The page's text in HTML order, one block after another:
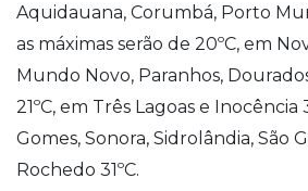
Aquidauana, Corumbá, Porto
as máximas serão de 20ºC, em
Mundo Novo, Paranhos,
21ºC, em Três Lagoas e Inocência
Gomes, Sonora, Sidrolândia, São
Rochedo 31ºC.